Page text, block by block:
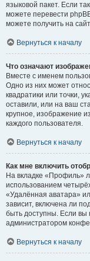
языковой пакет. Если
можете перевести
можете получить на
Вернуться к началу
Что означают
Вместе с именем
Одно из них может
квадратики или точки,
оставили, или на ваш
крупное, изображение
каждого пользователя.
Вернуться к началу
Как мне включить
На вкладке «Профиль»
использованием
«Удалённая аватара»
зависит, включена ли
быть доступны. Если вы
администратором
Вернуться к началу